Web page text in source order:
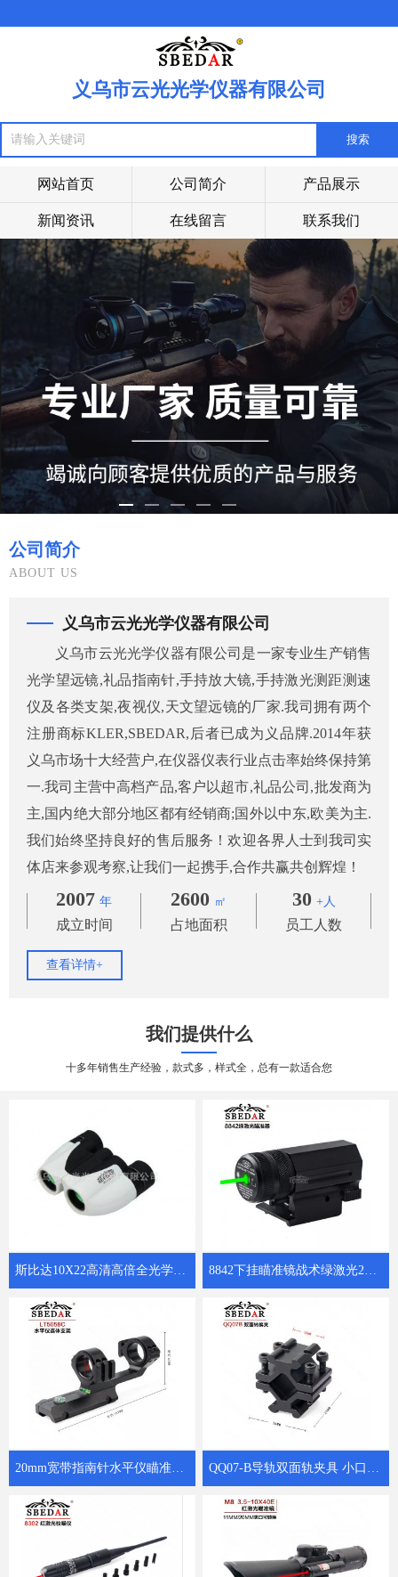
义乌市云光光学仪器有限公司
网站首页 公司简介 产品展示
新闻资讯 在线留言 联系我们
公司简介
ABOUT US
义乌市云光光学仪器有限公司
义乌市云光光学仪器有限公司是一家专业生产销售
光学望远镜,礼品指南针,手持放大镜,手持激光测距测速
仪及各类支架,夜视仪,天文望远镜的厂家.我司拥有两个
注册商标KLER,SBEDAR,后者已成为义品牌.2014年获
义乌市场十大经营户,在仪器仪表行业点击率始终保持第
一.我司主营中高档产品,客户以超市,礼品公司,批发商为
主,国内绝大部分地区都有经销商;国外以中东,欧美为主.
我们始终坚持良好的售后服务！欢迎各界人士到我司实
体店来参观考察,让我们一起携手,合作共赢共创辉煌！
2007 年
成立时间
2600 ㎡
占地面积
30 +人
员工人数
查看详情+
我们提供什么
十多年销售生产经验，款式多，样式全，总有一款适合您
斯比达10X22高清高倍全光学K4镜片微光夜视瓷白小保罗 8842下挂瞄准镜战术绿激光20mm卡槽绿激光瞄准器
20mm宽带指南针水平仪瞄准镜连体支架LTS5058C QQ07-B导轨双面轨夹具 小口径管夹管子转换器